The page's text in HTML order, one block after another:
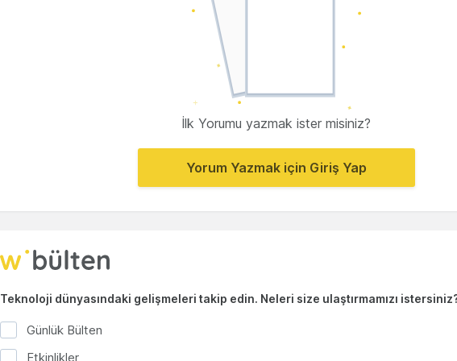
İlk Yorumu yazmak ister misiniz?
Yorum Yazmak için Giriş Yap
Teknoloji dünyasındaki gelişmeleri takip edin. Neleri size ulaştırmamızı
Günlük Bülten
Etkinlikler